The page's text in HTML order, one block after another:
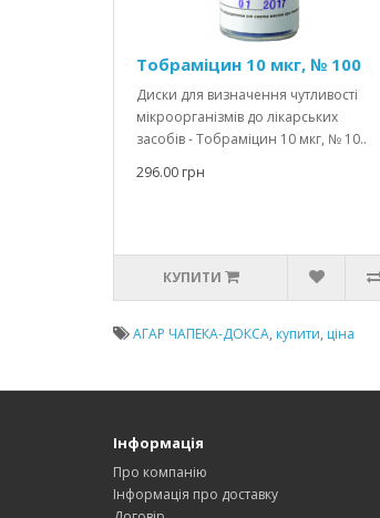
Тобраміцин 10 мкг, № 100
Диски для визначення чутливості
мікроорганізмів до лікарських
засобів - Тобраміцин 10 мкг, № 10..
296.00 грн
КУПИТИ
АГАР ЧАПЕКА-ДОКСА, купити, ціна
Інформація
Про компанію
Інформація про доставку